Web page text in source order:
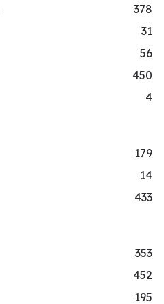
378
31
56
450
4
179
14
433
353
452
195